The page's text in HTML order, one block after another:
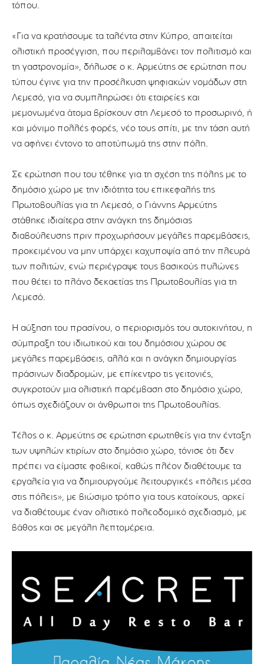
τόπου.
«Για να κρατήσουμε τα ταλέντα στην Κύπρο, απαιτείται
ολιστική προσέγγιση, που περιλαμβάνει τον πολιτισμό και
τη γαστρονομία», δήλωσε ο κ. Αρμεύτης σε ερώτηση που
τύπου έγινε για την προσέλκυση ψηφιακών νομάδων στη
Λεμεσό, για να συμπληρώσει ότι εταιρείες και
μεμονωμένα άτομα βρίσκουν στη Λεμεσό το προσωρινό, ή
και μόνιμο πολλές φορές, νέο τους σπίτι, με την τάση αυτή
να αφήνει έντονο το αποτύπωμά της στην πόλη.
Σε ερώτηση που του τέθηκε για τη σχέση της πόλης με το
δημόσιο χώρο με την ιδιότητα του επικεφαλής της
Πρωτοβουλίας για τη Λεμεσό, ο Γιάννης Αρμεύτης
στάθηκε ιδιαίτερα στην ανάγκη της δημόσιας
διαβούλευσης πριν προχωρήσουν μεγάλες παρεμβάσεις,
προκειμένου να μην υπάρχει καχυποψία από την πλευρά
των πολιτών, ενώ περιέγραψε τους βασικούς πυλώνες
που θέτει το πλάνο δεκαετίας της Πρωτοβουλίας για τη
Λεμεσό.
Η αύξηση του πρασίνου, ο περιορισμός του αυτοκινήτου, η
σύμπραξη του ιδιωτικού και του δημόσιου χώρου σε
μεγάλες παρεμβάσεις, αλλά και η ανάγκη δημιουργίας
πράσινων διαδρομών, με επίκεντρο τις γειτονιές,
συγκροτούν μια ολιστική παρέμβαση στο δημόσιο χώρο,
όπως σχεδιάζουν οι άνθρωποι της Πρωτοβουλίας.
Τέλος ο κ. Αρμεύτης σε ερώτηση ερωτηθείς για την ένταξη
των υψηλών κτιρίων στο δημόσιο χώρο, τόνισε ότι δεν
πρέπει να είμαστε φοβικοί, καθώς πλέον διαθέτουμε τα
εργαλεία για να δημιουργούμε λειτουργικές «πόλεις μέσα
στις πόλεις», με βιώσιμο τρόπο για τους κατοίκους, αρκεί
να διαθέτουμε έναν ολιστικό πολεοδομικό σχεδιασμό, με
βάθος και σε μεγάλη λεπτομέρεια.